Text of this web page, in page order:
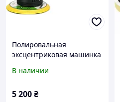
Полировальная
эксцентриковая машинка
82920
В наличии
5 200₴